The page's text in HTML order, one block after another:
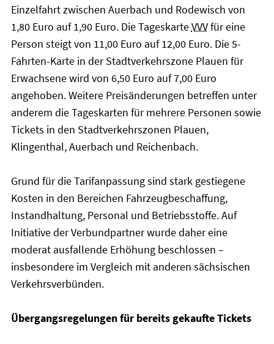
Einzelfahrt zwischen Auerbach und Rodewisch von
1,80 Euro auf 1,90 Euro. Die TageskarteVVVfür eine
Person steigt von 11,00 Euro auf 12,00 Euro. Die 5-
Fahrten-Karte in der Stadtverkehrszone Plauen für
Erwachsene wird von 6,50 Euro auf 7,00 Euro
angehoben. Weitere Preisänderungen betreffen unter
anderem die Tageskarten für mehrere Personen sowie
Tickets in den Stadtverkehrszonen Plauen,
Klingenthal, Auerbach und Reichenbach.
Grund für die Tarifanpassung sind stark gestiegene
Kosten in den Bereichen Fahrzeugbeschaffung,
Instandhaltung, Personal und Betriebsstoffe. Auf
Initiative der Verbundpartner wurde daher eine
moderat ausfallende Erhöhung beschlossen –
insbesondere im Vergleich mit anderen sächsischen
Verkehrsverbünden.
Übergangsregelungen für bereits gekaufte Tickets